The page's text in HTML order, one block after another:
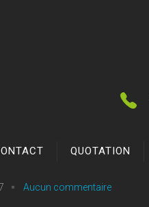
QUOTATION
Aucun commentaire